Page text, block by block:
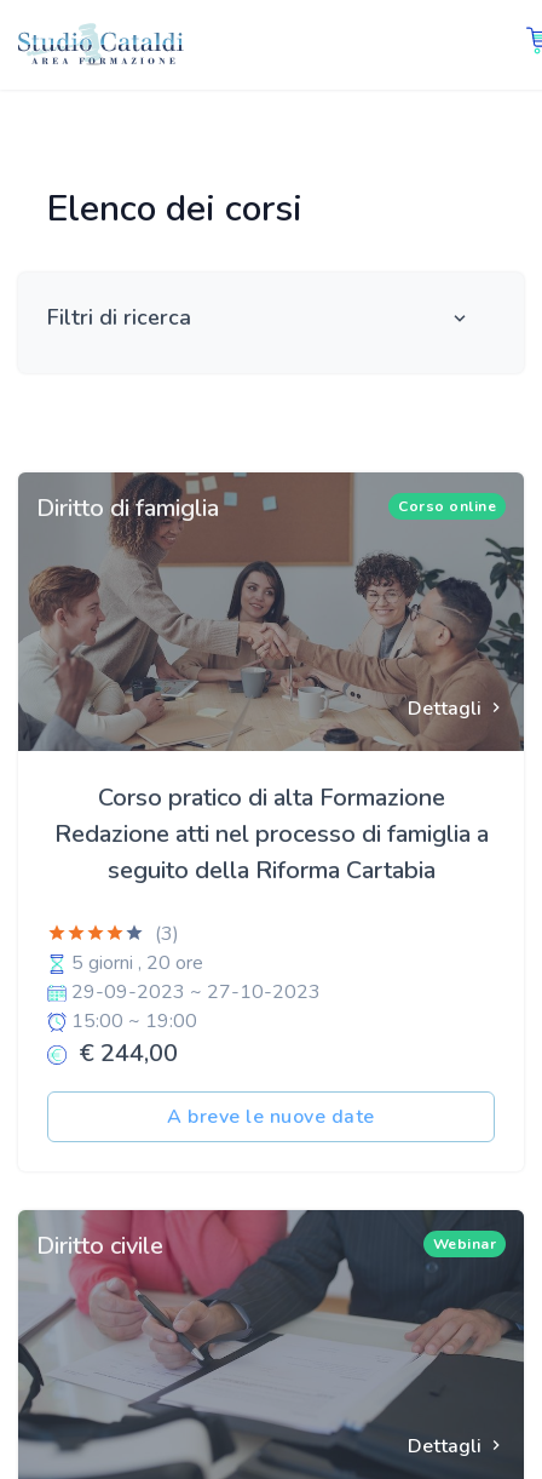
Elenco dei corsi
Filtri di ricerca
Dettagli
Diritto di famiglia Corso online
Corso pratico di alta Formazione
Redazione atti nel processo di famiglia a
seguito della Riforma Cartabia
(3)
5 giorni , 20 ore
29-09-2023 ~ 27-10-2023
15:00 ~ 19:00
€ 244,00
A breve le nuove date
Dettagli
Diritto civile Webinar